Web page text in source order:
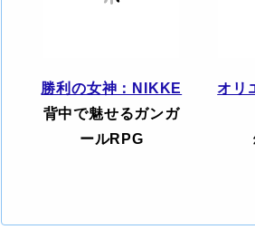
勝利の女神：NIKKE
背中で魅せるガンガ
ールRPG
オリ